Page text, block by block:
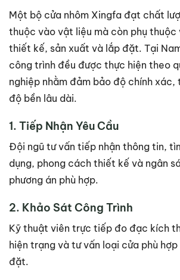
Một bộ cửa nhôm Xingfa đạt chất
thuộc vào vật liệu mà còn phụ thuộc
thiết kế, sản xuất và lắp đặt. Tại
công trình đều được thực hiện theo
nghiệp nhằm đảm bảo độ chính xác,
độ bền lâu dài.
1. Tiếp Nhận Yêu Cầu
Đội ngũ tư vấn tiếp nhận thông tin,
dụng, phong cách thiết kế và ngân
phương án phù hợp.
2. Khảo Sát Công Trình
Kỹ thuật viên trực tiếp đo đạc kích
hiện trạng và tư vấn loại cửa phù
đặt.